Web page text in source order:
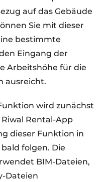
auf das Gebäude
Sie mit dieser
bestimmte
Eingang der
Arbeitshöhe für die
ausreicht.
wird zunächst
Riwal Rental-App
dieser Funktion in
folgen. Die
BIM-Dateien,
Dateien